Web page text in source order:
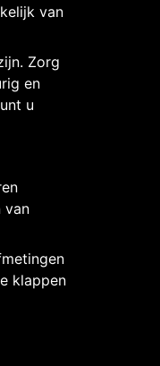
van
Zorg
en
u
van
klappen